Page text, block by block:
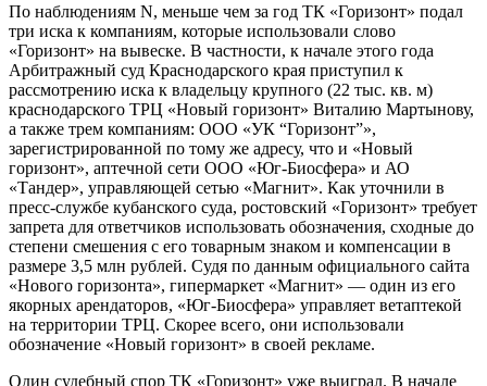
По наблюдениям N, меньше чем за год ТК «Горизонт» подал
три иска к компаниям, которые использовали слово
«Горизонт» на вывеске. В частности, к начале этого года
Арбитражный суд Краснодарского края приступил к
рассмотрению иска к владельцу крупного (22 тыс. кв. м)
краснодарского ТРЦ «Новый горизонт» Виталию Мартынову,
а также трем компаниям: ООО «УК “Горизонт”»,
зарегистрированной по тому же адресу, что и «Новый
горизонт», аптечной сети ООО «Юг-Биосфера» и АО
«Тандер», управляющей сетью «Магнит». Как уточнили в
пресс-службе кубанского суда, ростовский «Горизонт» требует
запрета для ответчиков использовать обозначения, сходные до
степени смешения с его товарным знаком и компенсации в
размере 3,5 млн рублей. Судя по данным официального сайта
«Нового горизонта», гипермаркет «Магнит» — один из его
якорных арендаторов, «Юг-Биосфера» управляет ветаптекой
на территории ТРЦ. Скорее всего, они использовали
обозначение «Новый горизонт» в своей рекламе.
Один судебный спор ТК «Горизонт» уже выиграл. В начале